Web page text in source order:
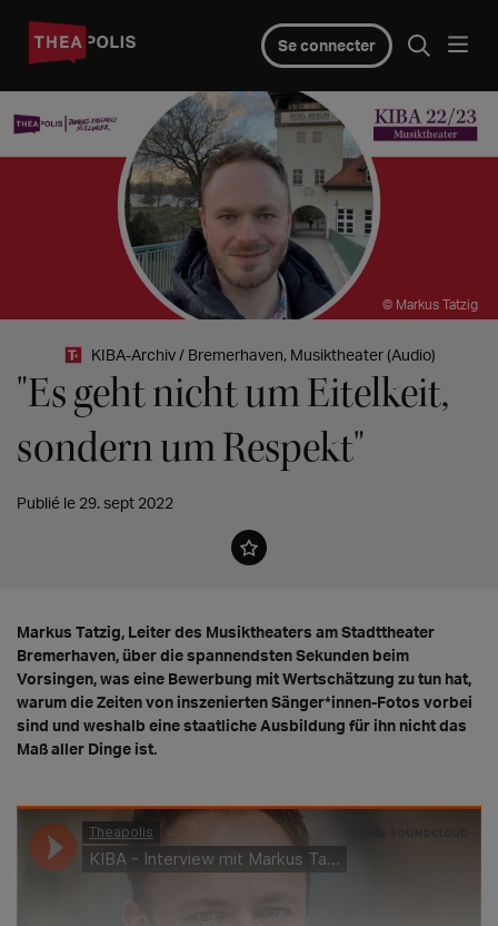
Se connecter
© Markus Tatzig
KIBA-Archiv / Bremerhaven, Musiktheater (Audio)
"Es geht nicht um Eitelkeit,
sondern um Respekt"
Publié le 29. sept 2022
Markus Tatzig, Leiter des Musiktheaters am Stadttheater
Bremerhaven, über die spannendsten Sekunden beim
Vorsingen, was eine Bewerbung mit Wertschätzung zu tun hat,
warum die Zeiten von inszenierten Sänger*innen-Fotos vorbei
sind und weshalb eine staatliche Ausbildung für ihn nicht das
Maß aller Dinge ist.